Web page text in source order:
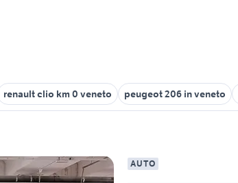
renault clio km 0 veneto peugeot 206 in veneto
AUTO